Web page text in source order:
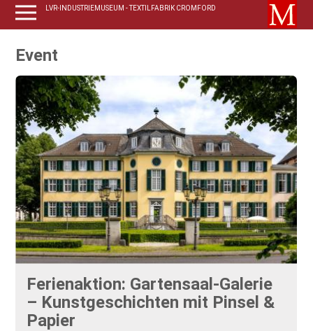
LVR-INDUSTRIEMUSEUM - TEXTILFABRIK CROMFORD
Event
Ferienaktion: Gartensaal-Galerie
– Kunstgeschichten mit Pinsel &
Papier